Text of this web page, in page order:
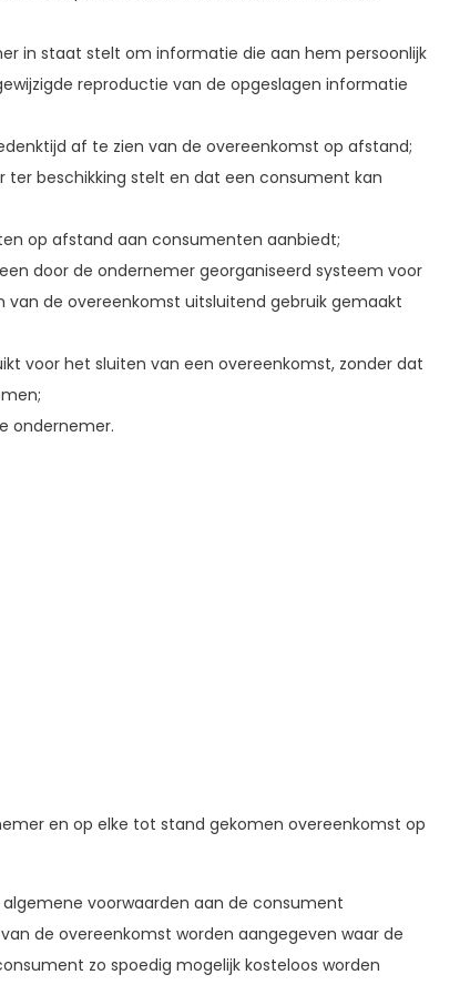
in staat stelt om informatie die aan hem persoonlijk
reproductie van de opgeslagen informatie
af te zien van de overeenkomst op afstand;
beschikking stelt en dat een consument kan
op afstand aan consumenten aanbiedt;
door de ondernemer georganiseerd systeem voor
de overeenkomst uitsluitend gebruik gemaakt
voor het sluiten van een overeenkomst, zonder dat
ondernemer.
en op elke tot stand gekomen overeenkomst op
voorwaarden aan de consument
de overeenkomst worden aangegeven waar de
zo spoedig mogelijk kosteloos worden